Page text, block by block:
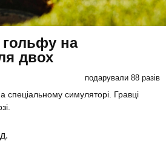
гольфу на
двох
подарували 88 разів
спеціальному симуляторі. Гравці